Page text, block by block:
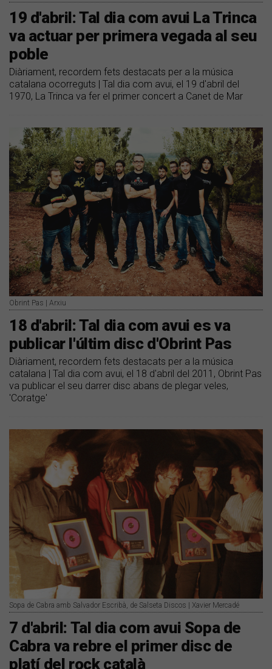
19 d'abril: Tal dia com avui La Trinca
va actuar per primera vegada al seu
poble
Diàriament, recordem fets destacats per a la música
catalana ocorreguts | Tal dia com avui, el 19 d'abril del
1970, La Trinca va fer el primer concert a Canet de Mar
Obrint Pas | Arxiu
18 d'abril: Tal dia com avui es va
publicar l'últim disc d'Obrint Pas
Diàriament, recordem fets destacats per a la música
catalana | Tal dia com avui, el 18 d'abril del 2011, Obrint Pas
va publicar el seu darrer disc abans de plegar veles,
'Coratge'
Sopa de Cabra amb Salvador Escribà, de Salseta Discos | Xavier Mercadé
7 d'abril: Tal dia com avui Sopa de
Cabra va rebre el primer disc de
platí del rock català